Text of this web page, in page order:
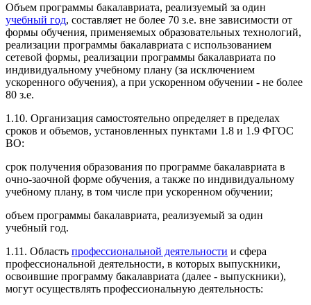
Объем программы бакалавриата, реализуемый за один
учебный год, составляет не более 70 з.е. вне зависимости от
формы обучения, применяемых образовательных технологий,
реализации программы бакалавриата с использованием
сетевой формы, реализации программы бакалавриата по
индивидуальному учебному плану (за исключением
ускоренного обучения), а при ускоренном обучении - не более
80 з.е.
1.10. Организация самостоятельно определяет в пределах
сроков и объемов, установленных пунктами 1.8 и 1.9 ФГОС
ВО:
срок получения образования по программе бакалавриата в
очно-заочной форме обучения, а также по индивидуальному
учебному плану, в том числе при ускоренном обучении;
объем программы бакалавриата, реализуемый за один
учебный год.
1.11. Область профессиональной деятельности и сфера
профессиональной деятельности, в которых выпускники,
освоившие программу бакалавриата (далее - выпускники),
могут осуществлять профессиональную деятельность: